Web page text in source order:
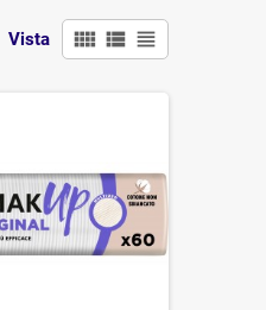
Vista view_comfy view_list view_headline